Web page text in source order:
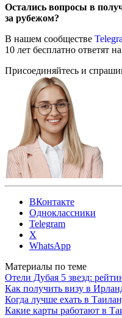
Остались вопросы в
за рубежом?
В нашем сообществе
10 лет бесплатно ответят
Присоединяйтесь и
ВКонтакте
Одноклассники
Telegram
X
WhatsApp
Материалы по теме
Отели Дубая 5 звезд:
Как получить визу в
Когда лучше ехать в
Какие карты работают в